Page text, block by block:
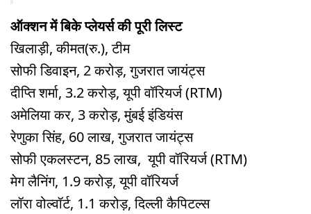
ऑक्शन में बिके प्लेयर्स की पूरी लिस्ट
ख‍िलाड़ी, कीमत(रु.), टीम
सोफी डिवाइन, 2 करोड़, गुजरात जायंट्स
दीप्ति शर्मा, 3.2 करोड़, यूपी वॉरियर्ज (RTM)
अमेलिया कर, 3 करोड़, मुंबई इंडियंस
रेणुका सिंह, 60 लाख, गुजरात जायंट्स
सोफी एकलस्टन, 85 लाख, यूपी वॉरियर्ज (RTM)
मेग लैनिंग, 1.9 करोड़, यूपी वॉरियर्ज
लॉरा वोल्वॉर्ट, 1.1 करोड़, दिल्ली कैपिटल्स